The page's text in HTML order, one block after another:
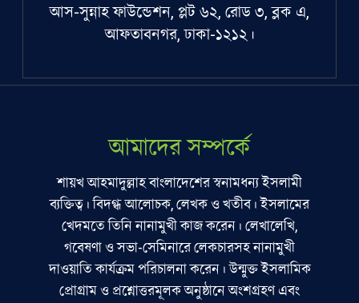
আস-সুন্নাহ ফাউন্ডেশন, প্লট ৬২, রোড ৩, ব্লক এ,
আফতাবনগর, ঢাকা-১২১২।
আমাদের সম্পর্কে
শায়খ আহমাদুল্লাহ বাংলাদেশের স্বনামধন্য ইসলামী
ব্যক্তিত্ব। বিদগ্ধ আলোচক, লেখক ও খতীব। ইসলামের
খেদমতে তিনি নানামুখী কাজ করেন। লেখালেখি,
গবেষণা ও সভা-সেমিনারে লেকচারসহ নানামুখী
দাওয়াতি কার্যক্রম পরিচালনা করেন। উন্মুক্ত ইসলামিক
প্রোগ্রাম ও প্রশ্নোত্তরমূলক অনুষ্ঠানে অংশগ্রহণ এবং